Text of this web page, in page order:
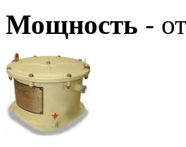
Мощность -